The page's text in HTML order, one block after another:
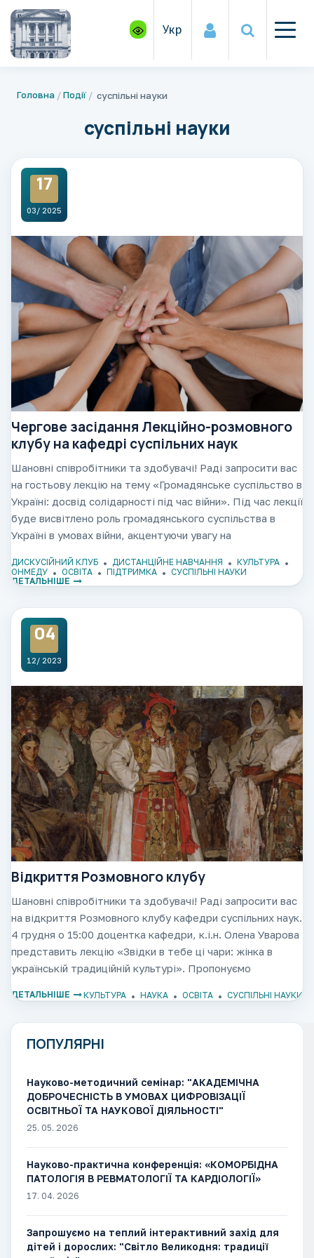
Укр
Головна Події суспільні науки
суспільні науки
17
03/ 2025
Чергове засідання Лекційно-розмовного
клубу на кафедрі суспільних наук
Шановні співробітники та здобувачі! Раді запросити вас
на гостьову лекцію на тему «Громадянське суспільство в
Україні: досвід солідарності під час війни». Під час лекції
буде висвітлено роль громадянського суспільства в
Україні в умовах війни, акцентуючи увагу на
ДИСКУСІЙНИЙ КЛУБ ДИСТАНЦІЙНЕ НАВЧАННЯ
КУЛЬТУРА
ОНМЕДУ
ОСВІТА ПІДТРИМКА
СУСПІЛЬНІ НАУКИ
ДЕТАЛЬНІШЕ
04
12/ 2023
Відкриття Розмовного клубу
Шановні співробітники та здобувачі! Раді запросити вас
на відкриття Розмовного клубу кафедри суспільних наук.
4 грудня о 15:00 доцентка кафедри, к.і.н. Олена Уварова
представить лекцію «Звідки в тебе ці чари: жінка в
українській традиційній культурі». Пропонуємо
КУЛЬТУРА НАУКА ОСВІТА СУСПІЛЬНІ НАУКИ
ДЕТАЛЬНІШЕ
ПОПУЛЯРНІ
Науково-методичний семінар: "АКАДЕМІЧНА
ДОБРОЧЕСНІСТЬ В УМОВАХ ЦИФРОВІЗАЦІЇ
ОСВІТНЬОЇ ТА НАУКОВОЇ ДІЯЛЬНОСТІ"
25. 05. 2026
Науково-практична конференція: «КОМОРБІДНА
ПАТОЛОГІЯ В РЕВМАТОЛОГІЇ ТА КАРДІОЛОГІЇ»
17. 04. 2026
Запрошуємо на теплий інтерактивний захід для
дітей і дорослих: "Світло Великодня: традиції